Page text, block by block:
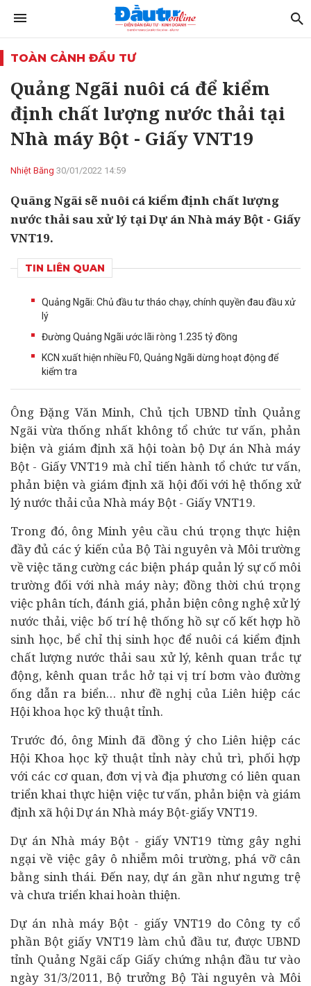
TOÀN CẢNH ĐẦU TƯ
Quảng Ngãi nuôi cá để kiểm
định chất lượng nước thải tại
Nhà máy Bột - Giấy VNT19
Nhiệt Băng 30/01/2022 14:59
Quãng Ngãi sẽ nuôi cá kiểm định chất lượng
nước thải sau xử lý tại Dự án Nhà máy Bột - Giấy
VNT19.
TIN LIÊN QUAN
Quảng Ngãi: Chủ đầu tư tháo chạy, chính quyền đau đầu xử
lý
Đường Quảng Ngãi ước lãi ròng 1.235 tỷ đồng
KCN xuất hiện nhiều F0, Quảng Ngãi dừng hoạt động để
kiểm tra
Ông Đặng Văn Minh, Chủ tịch UBND tỉnh Quảng
Ngãi vừa thống nhất không tổ chức tư vấn, phản
biện và giám định xã hội toàn bộ Dự án Nhà máy
Bột - Giấy VNT19 mà chỉ tiến hành tổ chức tư vấn,
phản biện và giám định xã hội đối với hệ thống xử
lý nước thải của Nhà máy Bột - Giấy VNT19.
Trong đó, ông Minh yêu cầu chú trọng thực hiện
đầy đủ các ý kiến của Bộ Tài nguyên và Môi trường
về việc tăng cường các biện pháp quản lý sự cố môi
trường đối với nhà máy này; đồng thời chú trọng
việc phân tích, đánh giá, phản biện công nghệ xử lý
nước thải, việc bố trí hệ thống hồ sự cố kết hợp hồ
sinh học, bể chỉ thị sinh học để nuôi cá kiểm định
chất lượng nước thải sau xử lý, kênh quan trắc tự
động, kênh quan trắc hở tại vị trí bơm vào đường
ống dẫn ra biển… như đề nghị của Liên hiệp các
Hội khoa học kỹ thuật tỉnh.
Trước đó, ông Minh đã đồng ý cho Liên hiệp các
Hội Khoa học kỹ thuật tỉnh này chủ trì, phối hợp
với các cơ quan, đơn vị và địa phương có liên quan
triển khai thực hiện việc tư vấn, phản biện và giám
định xã hội Dự án Nhà máy Bột-giấy VNT19.
Dự án Nhà máy Bột - giấy VNT19 từng gây nghi
ngại về việc gây ô nhiễm môi trường, phá vỡ cân
bằng sinh thái. Đến nay, dự án gần như ngưng trệ
và chưa triển khai hoàn thiện.
Dự án nhà máy Bột - giấy VNT19 do Công ty cổ
phần Bột giấy VNT19 làm chủ đầu tư, được UBND
tỉnh Quảng Ngãi cấp Giấy chứng nhận đầu tư vào
ngày 31/3/2011, Bộ trưởng Bộ Tài nguyên và Môi